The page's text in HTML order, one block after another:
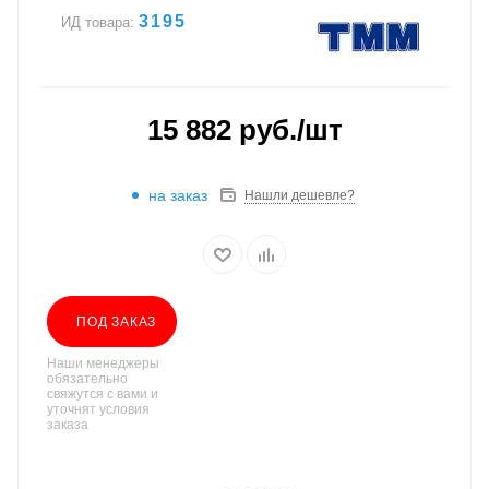
ИД товара: 3195
15 882руб./шт
на заказ Нашли дешевле?
ПОД ЗАКАЗ
Наши менеджеры
обязательно
свяжутся с вами и
уточнят условия
заказа